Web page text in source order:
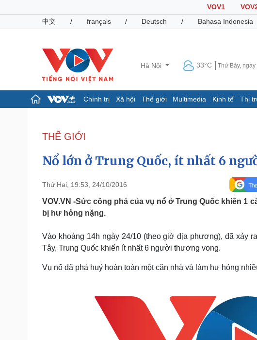
VOV1
中文
/ français / Deutsch / Bahasa Indonesia
Hà Nội 33°C Thứ Bảy,
Chính trị Xã hội Thế giới Multimedia Kinh tế Thị
Đảng
Tổ chức nhân sự
Quốc hội
Nhận diện sự thật
Giáo dục
Dấu ấn VOV
Pháp luật
Vụ án
Tư vấn luật
Quân sự - Quốc phòng
Phân tích
Thể
Thế
Sức khỏe
Đời sống
Tình yêu - Gia đình
Văn
THẾ GIỚI
Nổ lớn ở Trung Quốc, ít nhất 6
Thứ Hai, 19:53, 24/10/2016
VOV.VN -Sức công phá của vụ nổ ở Trung Quốc khiến 1
bị hư hỏng nặng.
Vào khoảng 14h ngày 24/10 (theo giờ địa phương), đã xảy
Tây, Trung Quốc khiến ít nhất 6 người thương vong.
Vụ nổ đã phá huỷ hoàn toàn một căn nhà và làm hư hỏng